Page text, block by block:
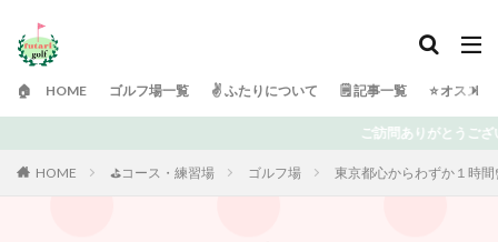
🏠 HOME ゴルフ場一覧 ✌️ ふたりについて 🗒 記事一覧 ⭐️ オスス
ございます！ 日々ゴルフで頭がいっぱいの「ふたりゴルフ」です⛳️ 上達を
HOME ⛳️コース・練習場 ゴルフ場 東京都心からわずか１時